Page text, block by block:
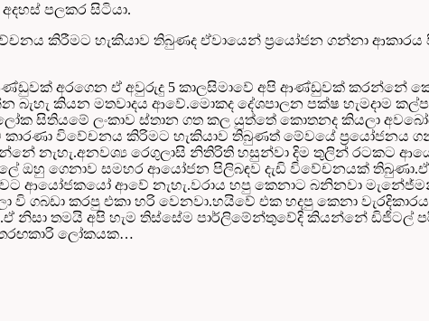
පලකර සිටියා.
කිරීමට හැකියාව තිබුණද ඒවායෙන් ප්‍රයෝජන ගන්නා
ආණ්ඩුවක් අරගෙන ඒ අවුරුදු 5 කාලසිමාවේ අපි ආණ්ඩුවක්
කියන මතවාදය ආවේ.මොකද දේශපාලන පක්ෂ හැමදාම
සිතියමේ ලංකාව ස්තාන ගත කල යුත්තේ කොතනද කියලා
විවේචනය කිරිමට හැකියාව තිබුණත් මේවයේ
නැහැ.අනවශ්‍ය රෙගුලාසි නිතිරිති හසුන්වා දිම තුලින් රටකට
ඔහු ගෙනාව සමහර ආයෝජන පිලිබඳව දැඩි විවේචනයක්
ආයෝජකයෝ ආවේ නැහැ.වරාය හපු කෙනාට බනිනවා
වි ගබඩා කරපු එකා හරි වෙනවා.හයිවේ එක හදපු කෙනා
නිසා තමයි අපි හැම තිස්සේම පාර්ලිමේන්තුවේදි කියන්නේ
තරඟකාරි ලෝකයක…